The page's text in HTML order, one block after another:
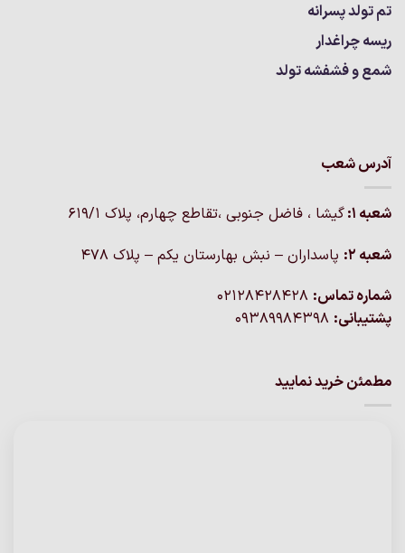
تم تولد پسرانه
ریسه چراغدار
شمع و فشفشه تولد
آدرس شعب
شعبه 1:
گيشا ، فاضل جنوبی ،تقاطع چهارم، پلاک 619/1
شعبه 2:
پاسداران – نبش بهارستان یکم – پلاک ۴۷۸
شماره تماس:
پشتیبانی:
مطمئن خرید نمایید